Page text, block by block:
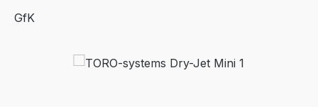
GfK
Bildergalerie überspringen